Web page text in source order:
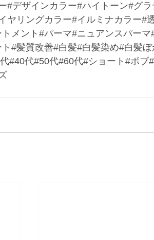
#デザインカラー#ハイトーン#グ
ヤリングカラー#イルミナカラー#
メント#パーマ#ニュアンスパー
#髪質改善#白髪#白髪染め#白髪
#40代#50代#60代#ショート#ボブ